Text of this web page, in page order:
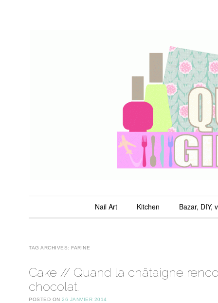
QuicheGirl
Nail Art Kitchen Bazar, DIY,
TAG ARCHIVES: FARINE
Cake // Quand la châtaigne
chocolat.
POSTED ON26 JANVIER 2014